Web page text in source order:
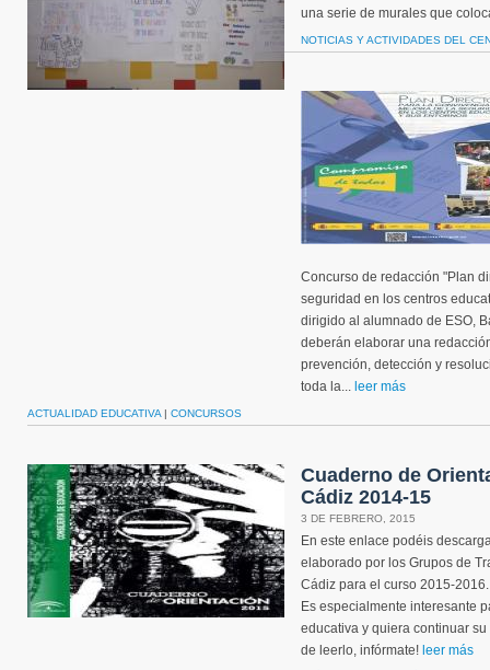
una serie de murales que
NOTICIAS Y ACTIVIDADES DEL
Concurso de redacción "Plan
seguridad en los centros
dirigido al alumnado de ESO,
deberán elaborar una
prevención, detección y
toda la... leer más
ACTUALIDAD EDUCATIVA | CONCURSOS
Cuaderno de
Cádiz 2014-15
3 DE FEBRERO, 2015
En este enlace podéis
elaborado por los Grupos de
Cádiz para el curso 2015-
Es especialmente interesante
educativa y quiera continuar
de leerlo, infórmate! leer más